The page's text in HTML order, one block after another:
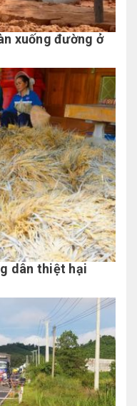
xuống đường ở
dân thiệt hại